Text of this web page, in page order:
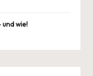
und wie!